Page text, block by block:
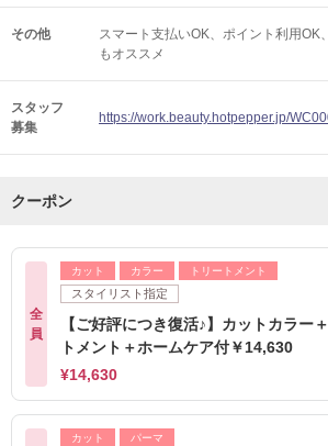
その他 スマート支払いOK ポイント利用OK
もオススメ
スタッフ
募集
https://work.beauty.hotpepper.jp/
クーポン
全
員
カット カラー トリートメント
スタイリスト指定
【ご好評につき復活♪】カットカラー
トメント＋ホームケア付￥14,630
¥14,630
カット パーマ